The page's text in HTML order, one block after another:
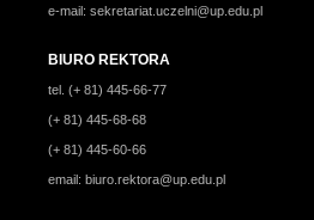
e-mail: sekretariat.uczelni@up.edu.pl
BIURO REKTORA
tel. (+ 81) 445-66-77
(+ 81) 445-68-68
(+ 81) 445-60-66
email: biuro.rektora@up.edu.pl